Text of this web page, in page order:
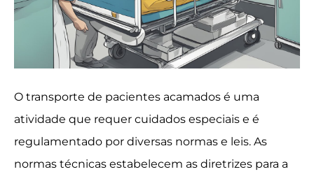
O transporte de pacientes acamados é uma
atividade que requer cuidados especiais e é
regulamentado por diversas normas e leis. As
normas técnicas estabelecem as diretrizes para a